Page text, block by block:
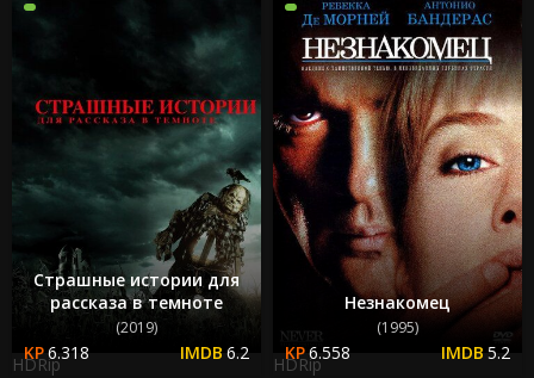
Страшные истории для
рассказа в темноте
(2019)
6.318 6.2
HDRip
Незнакомец
(1995)
6.558 5.2
HDRip